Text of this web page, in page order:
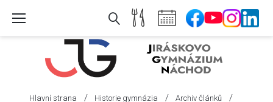
Hlavní strana / Historie gymnázia / Archiv článků /